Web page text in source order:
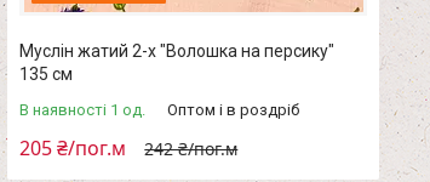
Муслін жатий 2-х "Волошка на персику"
135 см
В наявності 1 од. Оптом і в роздріб
242 ₴/пог.м
205 ₴/пог.м